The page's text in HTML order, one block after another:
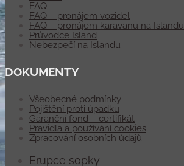
FAQ
FAQ – pronájem vozidel
FAQ – pronájem karavanu na Islandu
Průvodce Island
Nebezpečí na Islandu
DOKUMENTY
Všeobecné podmínky
Pojištění proti úpadku
Garanční fond – certifikát
Pravidla a používání cookies
Zpracování osobních údajů
Erupce sopky